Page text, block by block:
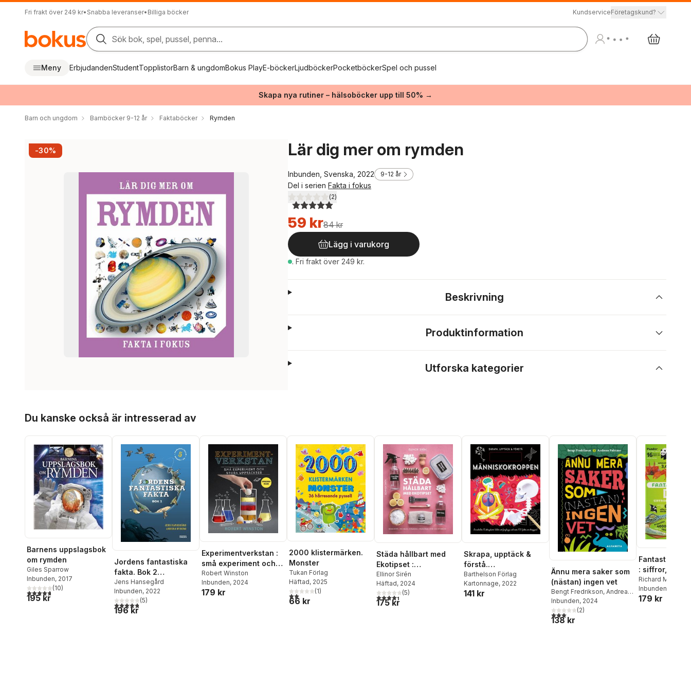
Fri frakt över 249 kr• Snabba leveranser• Billiga böcker KundserviceFöretagskund?
Sök bok, spel, pussel, penna...
Meny ErbjudandenStudentTopplistorBarn & ungdomBokus PlayE-böckerLjudböckerPocketböckerSpel och pussel
Skapa nya rutiner – hälsoböcker upp till 50% →
Barn och ungdom Barnböcker 9-12 år Faktaböcker Rymden
-30% Lär dig mer om rymden
Inbunden, Svenska, 2022 9-12 år
Del i serien Fakta i fokus
5,0utav 5 stjärnor. Totalt antal röster:
(2)
59 kr84 kr
Lägg i varukorg
. Fri frakt över 249 kr.
Beskrivning
Produktinformation
Utforska kategorier
Du kanske också är intresserad av
Barnens uppslagsbok
om rymden
Giles Sparrow
Inbunden, 2017
4,7utav 5 stjärnor. Totalt antal röster:
(10)
195 kr
Jordens fantastiska
fakta. Bok 2
(samlingsvolym, 5
böcker i en)
Jens Hansegård
Inbunden, 2022
4,8utav 5 stjärnor. Totalt antal röster:
(5)
196 kr
Experimentverkstan :
små experiment och
stora upptäckter
Robert Winston
Inbunden, 2024
179 kr
2000 klistermärken.
Monster
Tukan Förlag
Häftad, 2025
2,0utav 5 stjärnor. Totalt antal röster:
(1)
66 kr
Städa hållbart med
Ekotipset :
husmorsknep och
ekohacks
Ellinor Sirén
Häftad, 2024
4,4utav 5 stjärnor. Totalt antal röster:
(5)
175 kr
Skrapa, upptäck &
förstå.
Människokroppen
Barthelson Förlag
Kartonnage, 2022
141 kr
Ännu mera saker som
(nästan) ingen vet
Bengt Fredrikson, Andreas
Palmaer
Inbunden, 2024
3,0utav 5 stjärnor. Totalt antal röster:
(2)
138 kr
Fantastiska
: siffror, listor
statistik
Richard Mead
Claybourne
Inbunden
179 kr